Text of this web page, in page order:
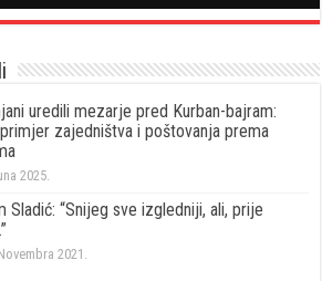
uredili mezarje pred Kurban-bajram:
zajedništva i poštovanja prema
2025.
Sladić: “Snijeg sve izgledniji, ali, prije
2021.